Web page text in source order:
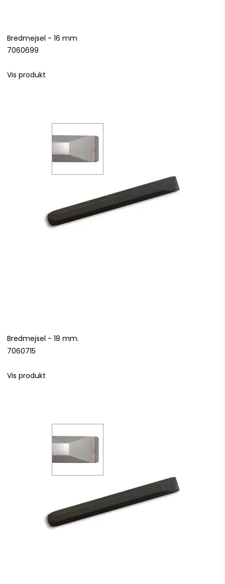
Bredmejsel - 16 mm
7060699
Vis produkt
Bredmejsel - 18 mm.
7060715
Vis produkt